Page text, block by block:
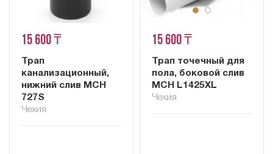
15 600 ₸
Трап
канализационный,
нижний слив MCH
727S
Чехия
15 600 ₸
Трап точечный для
пола, боковой слив
MCH L1425XL
Чехия